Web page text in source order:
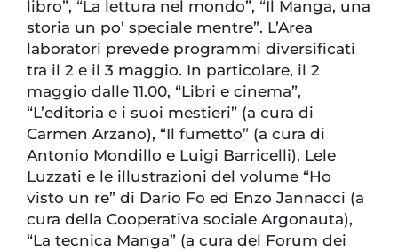
libro”, “La lettura nel mondo”, “Il Manga, una
storia un po’ speciale mentre”. L’Area
laboratori prevede programmi diversificati
tra il 2 e il 3 maggio. In particolare, il 2
maggio dalle 11.00, “Libri e cinema”,
“L’editoria e i suoi mestieri” (a cura di
Carmen Arzano), “Il fumetto” (a cura di
Antonio Mondillo e Luigi Barricelli), Lele
Luzzati e le illustrazioni del volume “Ho
visto un re” di Dario Fo ed Enzo Jannacci (a
cura della Cooperativa sociale Argonauta),
“La tecnica Manga” (a cura del Forum dei